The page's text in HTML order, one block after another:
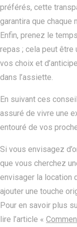
préférés, cette
garantira que
Enfin, prenez le
repas ; cela peut être
vos choix et
dans l’assiette.
En suivant ces
assuré de vivre une
entouré de vos
Si vous envisagez
que vous cherchez
envisager la location
ajouter une touche
Pour en savoir plus
lire l’article «